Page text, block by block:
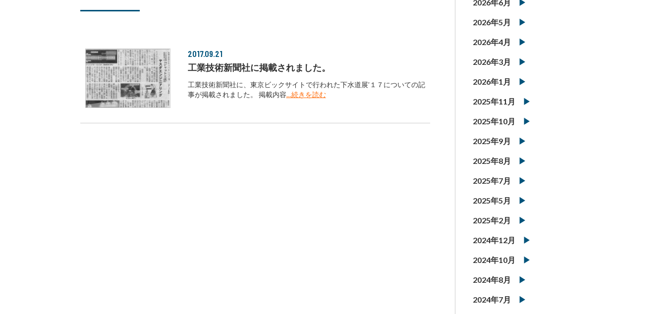
2017.09.21
工業技術新聞社に掲載されました。
工業技術新聞社に、東京ビックサイトで行われた下水道展’１７についての記
事が掲載されました。 掲載内容…続きを読む
2026年6月
2026年5月
2026年4月
2026年3月
2026年1月
2025年11月
2025年10月
2025年9月
2025年8月
2025年7月
2025年5月
2025年2月
2024年12月
2024年10月
2024年8月
2024年7月